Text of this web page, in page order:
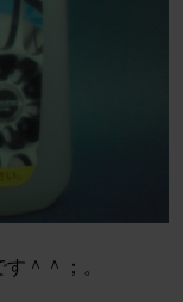
＾＾；。